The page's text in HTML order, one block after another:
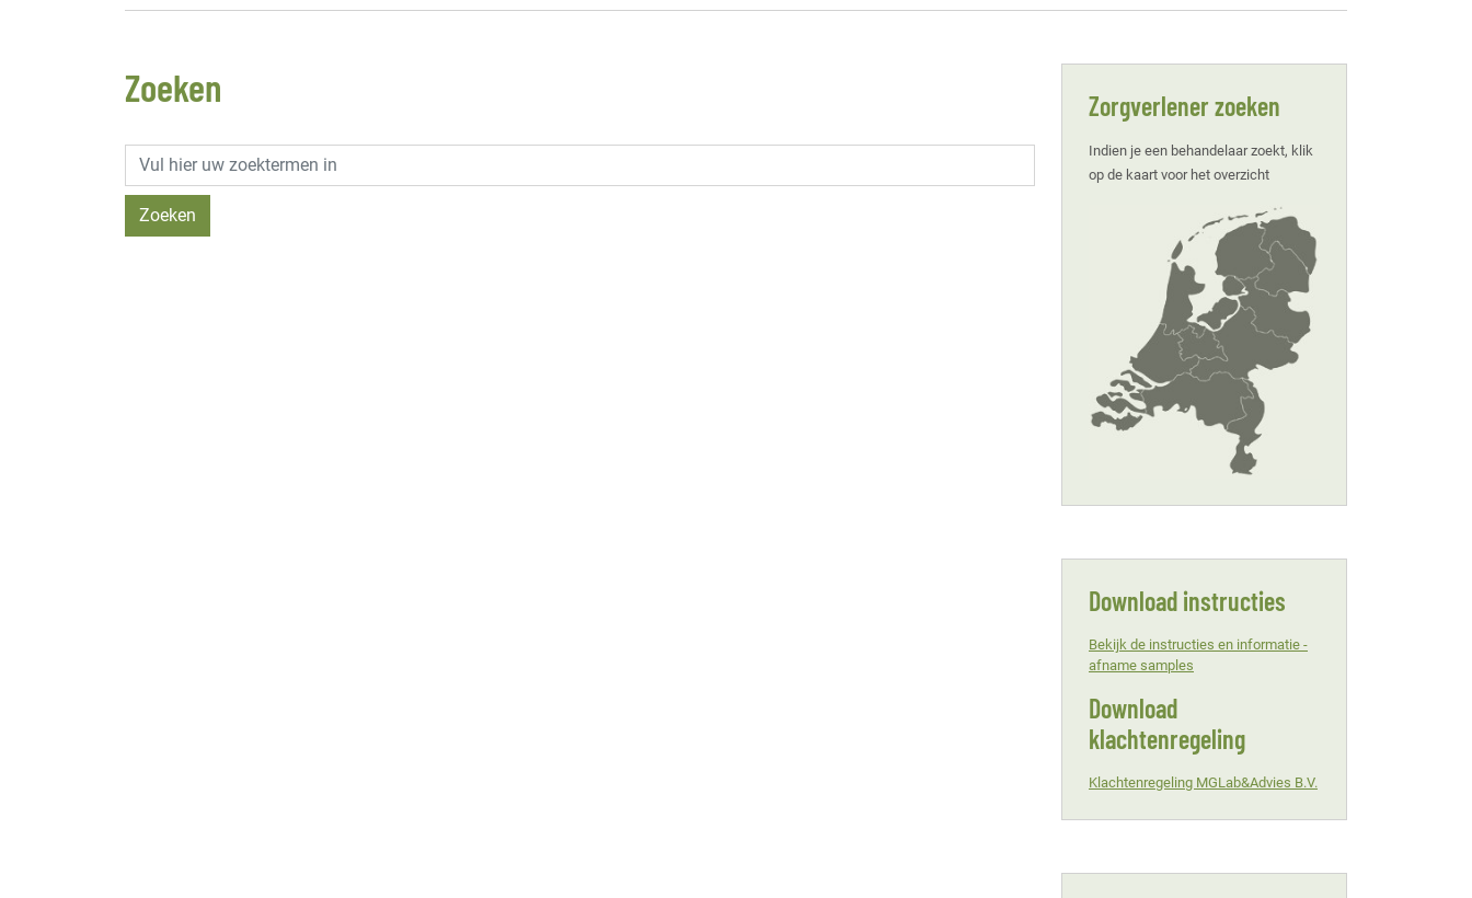
Zoeken Zorgverlener zoeken
Indien je een behandelaar zoekt, klik
op de kaart voor het overzicht
Download instructies
Bekijk de instructies en informatie -
afname samples
Download
klachtenregeling
Klachtenregeling MGLab&Advies B.V.